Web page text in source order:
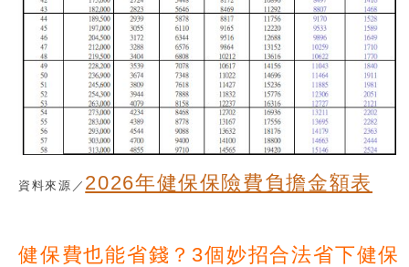
資料來源／ 2026年健保保險費負擔金額表
健保費也能省錢？3個妙招合法省下健保